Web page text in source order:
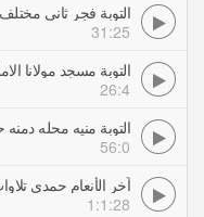
31:25
26:4
التوبة منيه محله
56:0
آخر الأنعام حمدي
1:1:28